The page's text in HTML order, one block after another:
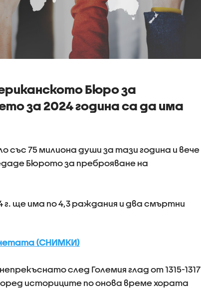
Бюро за
за 2024 година са да има
със 75 милиона души за тази година и вече
Бюрото за преброяване на
г. ще има по 4,3 раждания и два смъртни
(СНИМКИ)
след Големия глад от 1315-1317
историците по онова време хората